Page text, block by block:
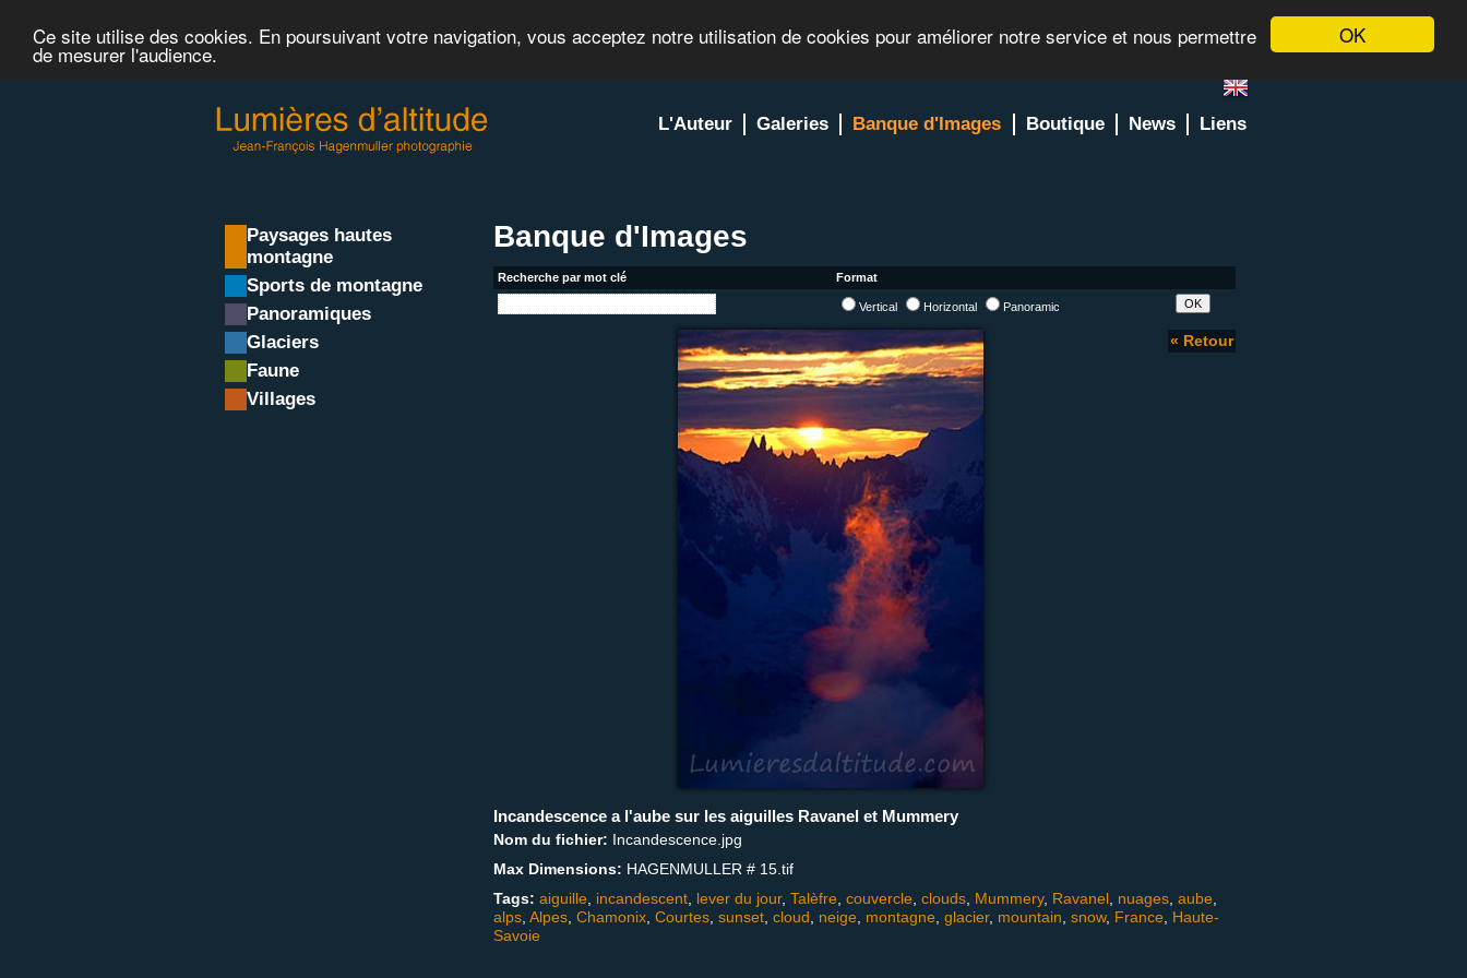
OK
Ce site utilise des cookies. En poursuivant votre navigation, vous acceptez notre utilisation de cookies pour améliorer notre service et nous permettre
de mesurer l'audience.
L'Auteur Galeries Banque d'Images Boutique News Liens
Paysages hautes
montagne
Sports de montagne
Panoramiques
Glaciers
Faune
Villages
Banque d'Images
Recherche par mot clé Format
Vertical Horizontal Panoramic
« Retour
Incandescence a l'aube sur les aiguilles Ravanel et Mummery
Nom du fichier: Incandescence.jpg
Max Dimensions: HAGENMULLER # 15.tif
Tags: aiguille incandescent lever du jour, Talèfre couvercle clouds Mummery, Ravanel nuages aube
alps Alpes Chamonix Courtes sunset cloud neige montagne glacier, mountain snow, France Haute-
Savoie